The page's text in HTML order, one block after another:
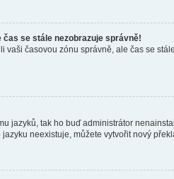
čas se stále nezobrazuje správně!
vaši časovou zónu správně, ale čas se
jazyků, tak ho buď administrátor
neexistuje, můžete vytvořit nový